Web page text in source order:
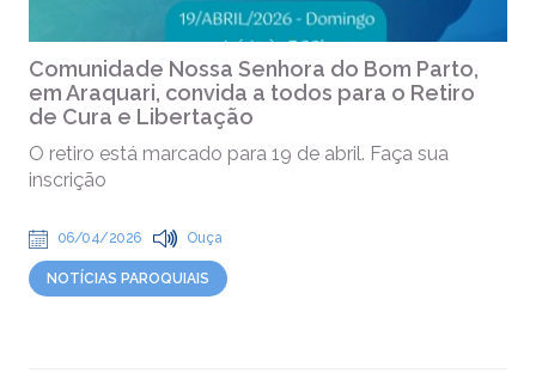
Comunidade Nossa Senhora do Bom Parto,
em Araquari, convida a todos para o Retiro
de Cura e Libertação
O retiro está marcado para 19 de abril. Faça sua
inscrição
06/04/2026 Ouça
NOTÍCIAS PAROQUIAIS